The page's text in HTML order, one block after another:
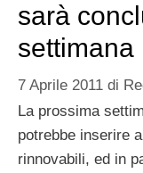
sarà
settimana
7 Aprile 2011 di
La prossima
potrebbe inserire
rinnovabili, ed in